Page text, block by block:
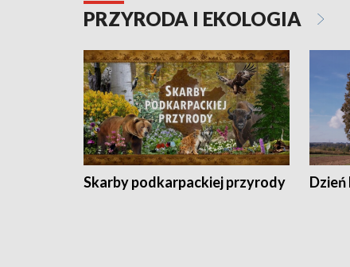
PRZYRODA I EKOLOGIA
Skarby podkarpackiej przyrody